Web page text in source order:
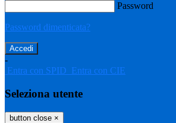
Password
Password dimenticata?
-
Entra con SPID Entra con CIE
Seleziona utente
button close ×